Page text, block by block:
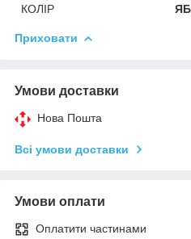
КОЛІР
Приховати
Умови доставки
Нова Пошта
Всі умови доставки
Умови оплати
Оплатити частинами